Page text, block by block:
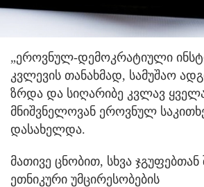
„ეროვნულ-დემოკრატიული
კვლევის თანახმად, სამუშაო
ზრდა და სიღარიბე კვლავ
მნიშვნელოვან ეროვნულ
დასახელდა.
მათივე ცნობით, სხვა
ეთნიკური უმცირესობების